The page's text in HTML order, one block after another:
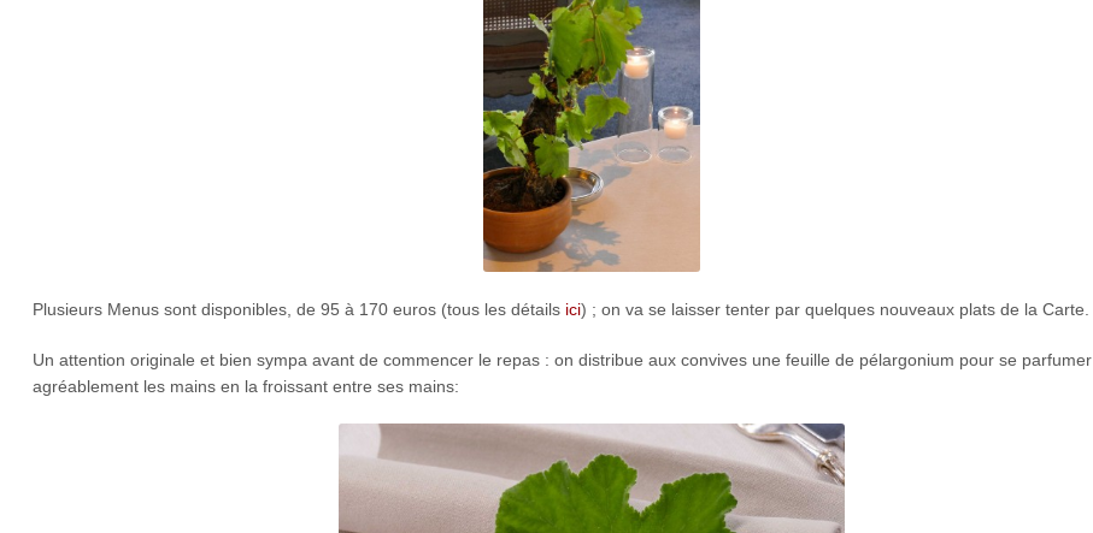
Plusieurs Menus sont disponibles, de 95 à 170 euros (tous les détails ici) ; on va se laisser tenter par quelques nouveaux plats de la Carte.
Un attention originale et bien sympa avant de commencer le repas : on distribue aux convives une feuille de pélargonium pour se parfumer
agréablement les mains en la froissant entre ses mains: